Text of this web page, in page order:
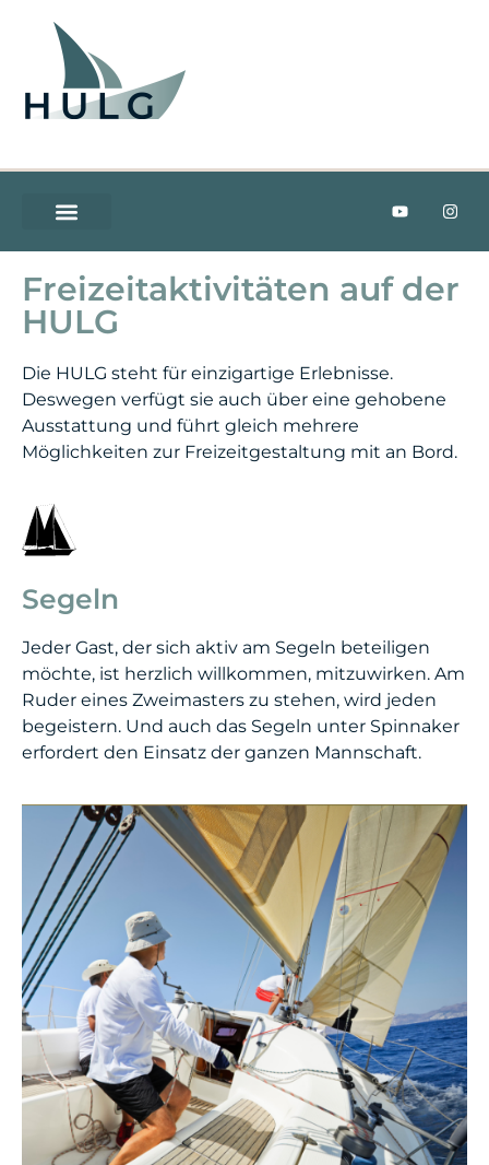
Freizeitaktivitäten auf der
HULG
Die HULG steht für einzigartige Erlebnisse.
Deswegen verfügt sie auch über eine gehobene
Ausstattung und führt gleich mehrere
Möglichkeiten zur Freizeitgestaltung mit an Bord.
Segeln
Jeder Gast, der sich aktiv am Segeln beteiligen
möchte, ist herzlich willkommen, mitzuwirken. Am
Ruder eines Zweimasters zu stehen, wird jeden
begeistern. Und auch das Segeln unter Spinnaker
erfordert den Einsatz der ganzen Mannschaft.